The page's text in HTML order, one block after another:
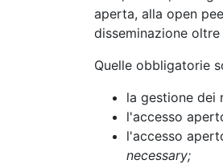
aperta, alla open
disseminazione
Quelle obbligatorie
la gestione dei
l'accesso
l'accesso
necessary;